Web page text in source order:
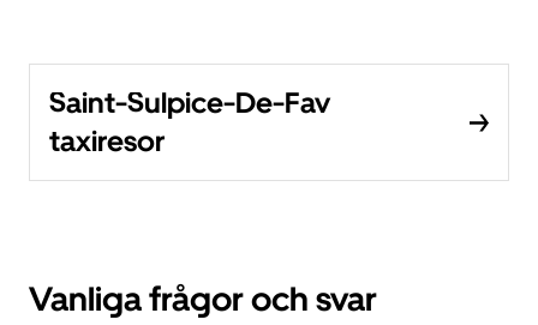
Saint-Sulpice-De-Fav
taxiresor
Vanliga frågor och svar